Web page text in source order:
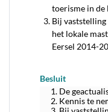
toerisme in de
Bij vaststelling
het lokale
Eersel 2014-
Besluit
De
Kennis te